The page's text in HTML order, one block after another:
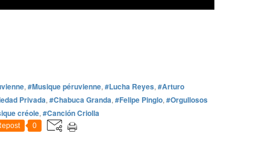
, #Musique péruvienne, #Lucha Reyes, #Arturo
Privada, #Chabuca Granda, #Felipe Pinglo, #Orgullosos
créole, #Canción Criolla
0